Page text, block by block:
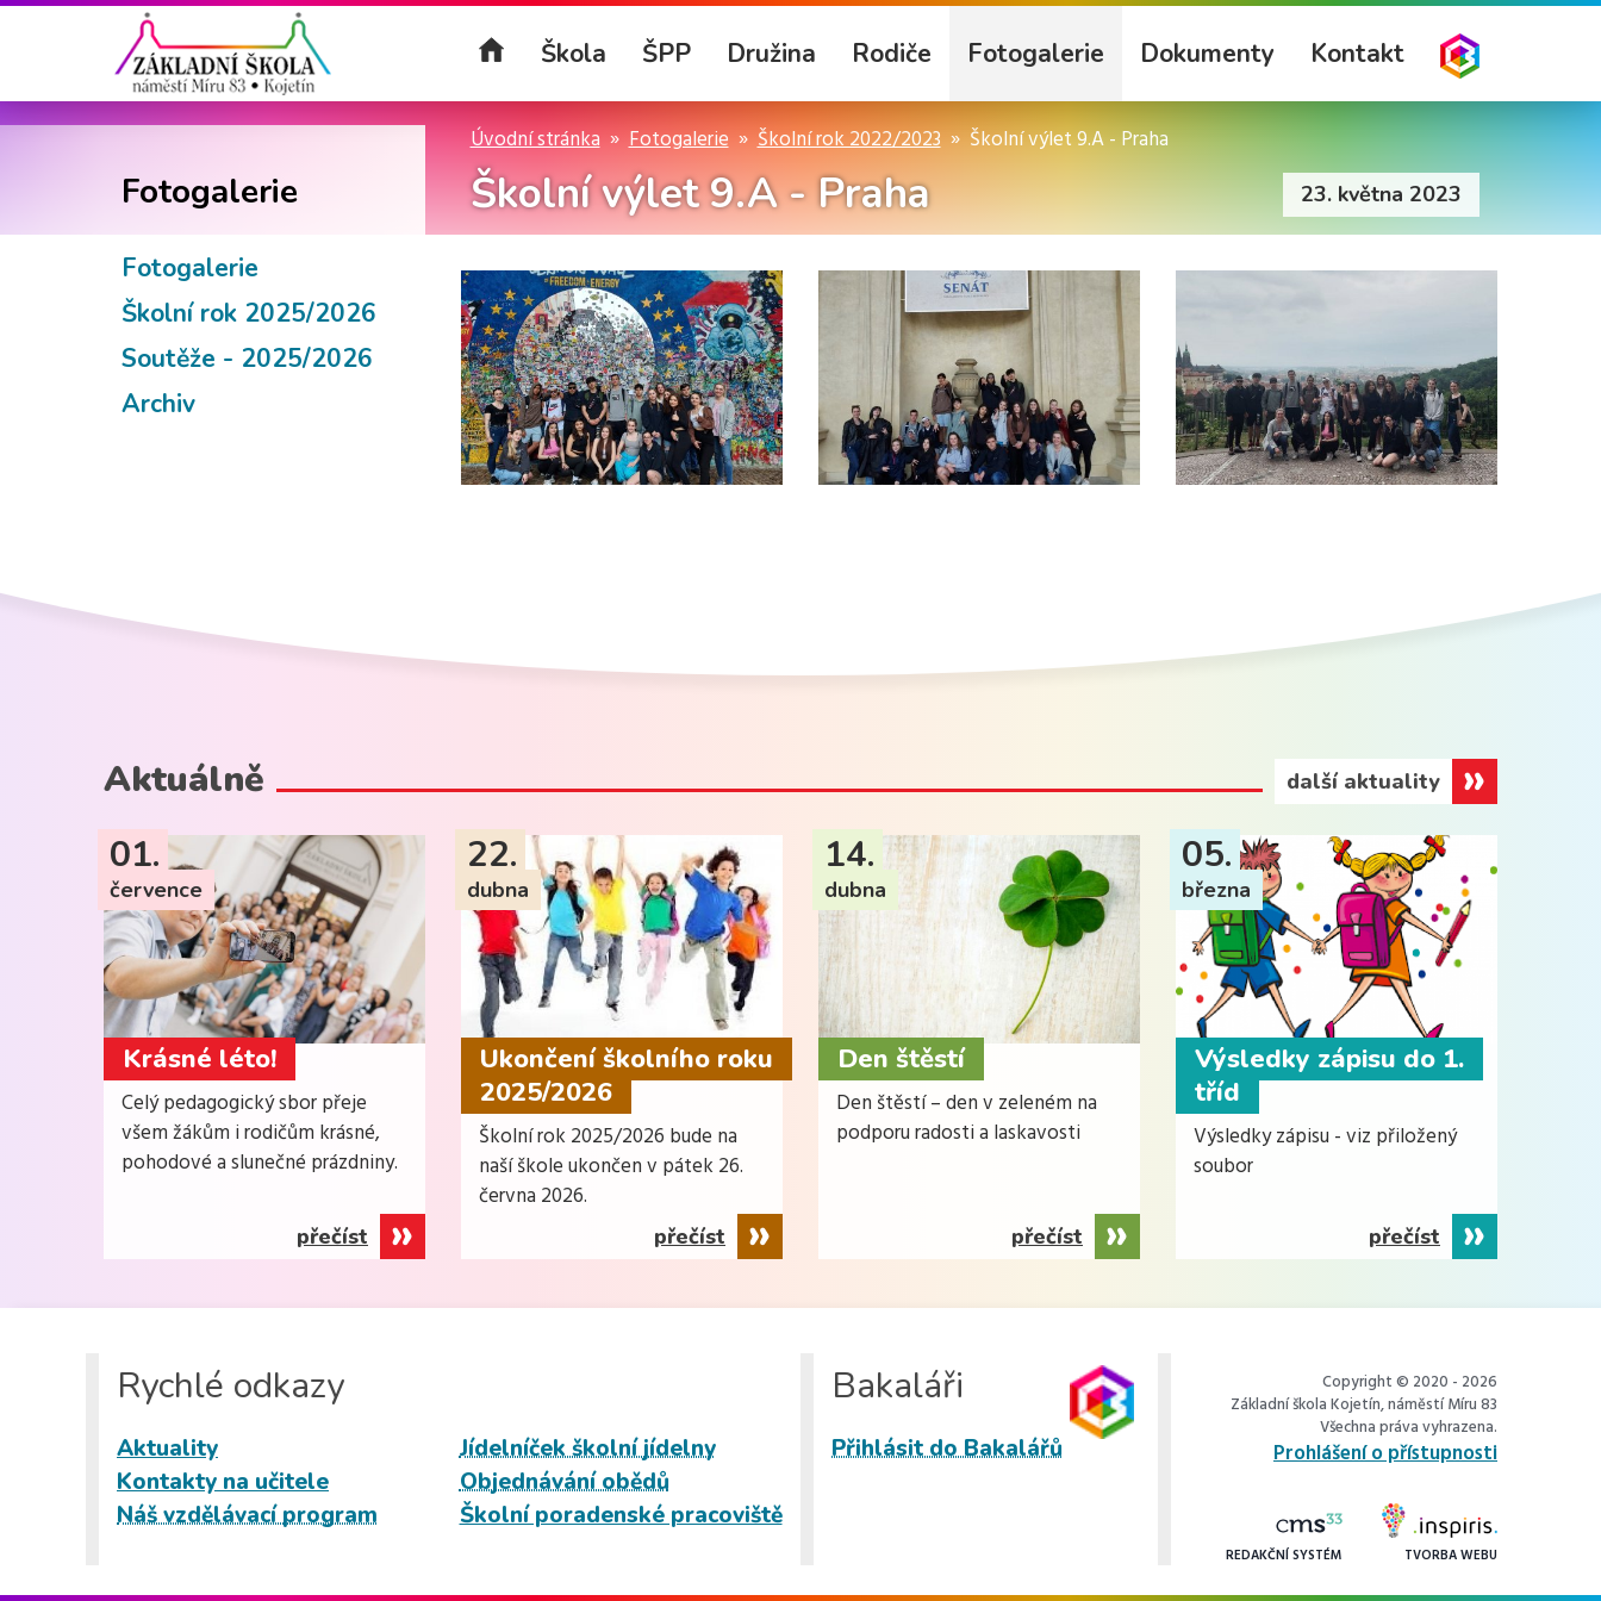
Škola ŠPP Družina Rodiče Fotogalerie Dokumenty Kontakt
Úvodní stránka Fotogalerie Školní rok 2022/2023 Školní výlet 9.A - Praha
Školní výlet 9.A - Praha 23. května 2023
Fotogalerie
Fotogalerie
Školní rok 2025/2026
Soutěže - 2025/2026
Archiv
Aktuálně další aktuality
Krásné léto!
01.
července
Celý pedagogický sbor přeje
všem žákům i rodičům krásné,
pohodové a slunečné prázdniny.
přečíst
Ukončení školního roku
2025/2026
22.
dubna
Školní rok 2025/2026 bude na
naší škole ukončen v pátek 26.
června 2026.
přečíst
Den štěstí
14.
dubna
Den štěstí – den v zeleném na
podporu radosti a laskavosti
přečíst
Výsledky zápisu do 1.
tříd
05.
března
Výsledky zápisu - viz přiložený
soubor
přečíst
Rychlé odkazy
Aktuality
Kontakty na učitele
Náš vzdělávací program
Jídelníček školní jídelny
Objednávání obědů
Školní poradenské pracoviště
Bakaláři
Přihlásit do Bakalářů
Copyright © 2020 - 2026
Základní škola Kojetín, náměstí Míru 83
Všechna práva vyhrazena.
Prohlášení o přístupnosti
REDAKČNÍ SYSTÉM TVORBA WEBU